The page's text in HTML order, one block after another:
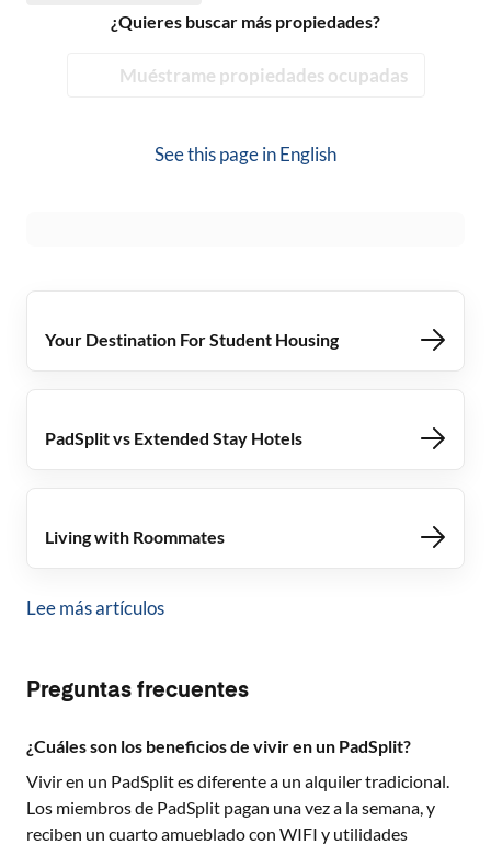
¿Quieres buscar más propiedades?
Muéstrame propiedades ocupadas
See this page inEnglish
Your Destination For Student Housing
PadSplit vs Extended Stay Hotels
Living with Roommates
Lee más artículos
Preguntas frecuentes
¿Cuáles son los beneficios de vivir en un PadSplit?
Vivir en un PadSplit es diferente a un alquiler tradicional.
Los miembros de PadSplit pagan una vez a la semana, y
reciben un cuarto amueblado con WIFI y utilidades